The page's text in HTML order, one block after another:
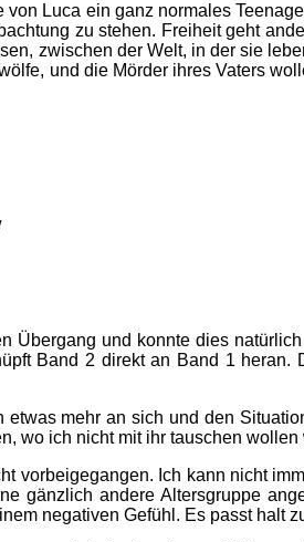
Luca ein ganz normales
zu stehen. Freiheit geht
zwischen der Welt, in der sie
und die Mörder ihres Vaters
und konnte dies
Band 2 direkt an Band 1
mehr an sich und den
wo ich nicht mit ihr tauschen
vorbeigegangen. Ich kann nicht
andere Altersgruppe
negativen Gefühl. Es passt halt